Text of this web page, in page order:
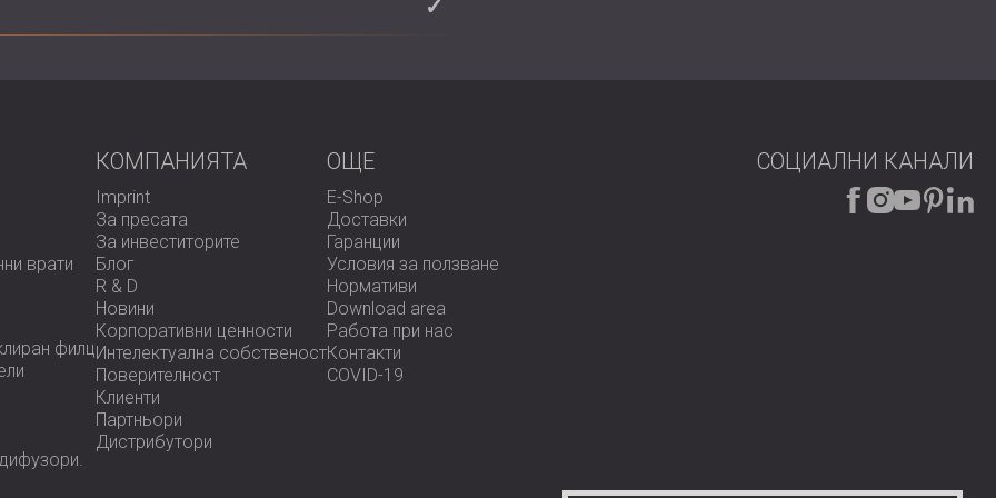
65% рециклиран полиестер и могат да бъдат
врати
филц
КОМПАНИЯТА
Imprint
За пресата
За инвеститорите
Блог
R & D
Новини
Корпоративни ценности
Интелектуална собственост
Поверителност
Клиенти
Партньори
Дистрибутори
OЩЕ
E-Shop
Доставки
Гаранции
Условия за ползване
Нормативи
Download area
Работа при нас
Контакти
COVID-19
СОЦИАЛНИ КАНАЛИ